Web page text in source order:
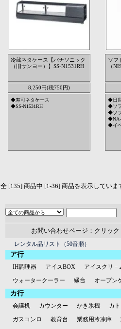
冷蔵ネタケース【パナソニック
（旧サンヨー）】SS-N1531RH
8,250円(税750円)
◆寿司ネタケース
◆SS-N1531RH
ソフ
（
◆日
◆ソ
◆ソ
◆NA-
◆イ
全 [135] 商品中 [1-36] 商品を表示してい
お問い合わせページ：クリック
レンタル品リスト（50音順）
ア行
IH調理器 アイスBOX
アイスクリ－
ウォータークーラー
縁台 オープン
カ行
会議机 カウンター かき氷機
カ
ガスコンロ
教育台 業務用冷凍庫